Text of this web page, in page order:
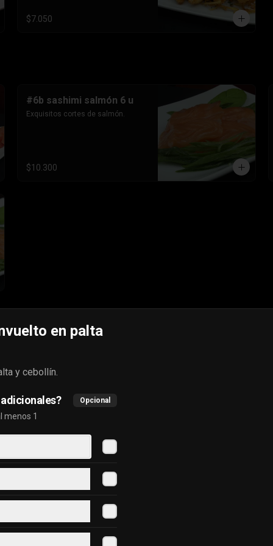
$7.050
#6b sashimi salmón 6 u
Exquisitos cortes de salmón.
$10.300
Salmón, camarón, palta, queso
#65 gohan veggie
champiñón, palta, choclo,
palmitos,queso crema, cebollín en
base de arroz.
$7.500
en palta
y cebollín.
Opcional
menos 1